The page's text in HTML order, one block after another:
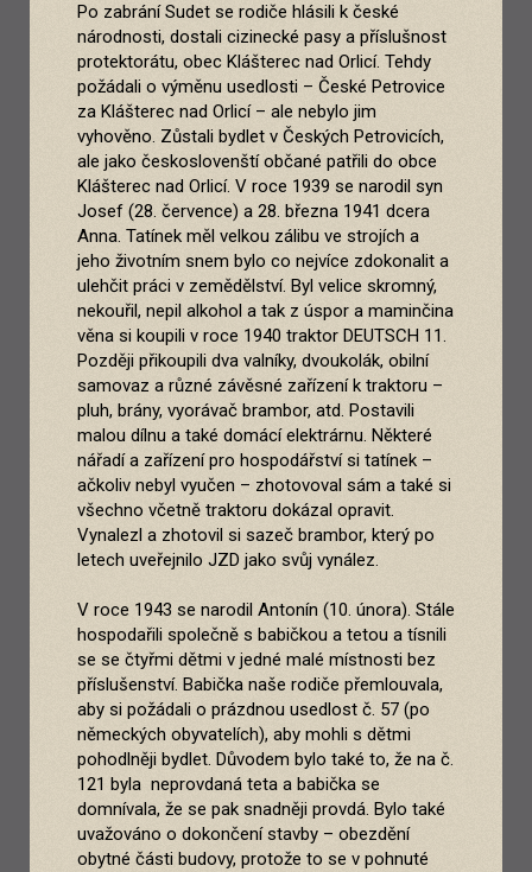
Po zabrání Sudet se rodiče hlásili k české
národnosti, dostali cizinecké pasy a příslušnost
protektorátu, obec Klášterec nad Orlicí. Tehdy
požádali o výměnu usedlosti – České Petrovice
za Klášterec nad Orlicí – ale nebylo jim
vyhověno. Zůstali bydlet v Českých Petrovicích,
ale jako českoslovenští občané patřili do obce
Klášterec nad Orlicí. V roce 1939 se narodil syn
Josef (28. července) a 28. března 1941 dcera
Anna. Tatínek měl velkou zálibu ve strojích a
jeho životním snem bylo co nejvíce zdokonalit a
ulehčit práci v zemědělství. Byl velice skromný,
nekouřil, nepil alkohol a tak z úspor a maminčina
věna si koupili v roce 1940 traktor DEUTSCH 11.
Později přikoupili dva valníky, dvoukolák, obilní
samovaz a různé závěsné zařízení k traktoru –
pluh, brány, vyorávač brambor, atd. Postavili
malou dílnu a také domácí elektrárnu. Některé
nářadí a zařízení pro hospodářství si tatínek –
ačkoliv nebyl vyučen – zhotovoval sám a také si
všechno včetně traktoru dokázal opravit.
Vynalezl a zhotovil si sazeč brambor, který po
letech uveřejnilo JZD jako svůj vynález.
V roce 1943 se narodil Antonín (10. února). Stále
hospodařili společně s babičkou a tetou a tísnili
se se čtyřmi dětmi v jedné malé místnosti bez
příslušenství. Babička naše rodiče přemlouvala,
aby si požádali o prázdnou usedlost č. 57 (po
německých obyvatelích), aby mohli s dětmi
pohodlněji bydlet. Důvodem bylo také to, že na č.
121 byla neprovdaná teta a babička se
domnívala, že se pak snadněji provdá. Bylo také
uvažováno o dokončení stavby – obezdění
obytné části budovy, protože to se v pohnuté